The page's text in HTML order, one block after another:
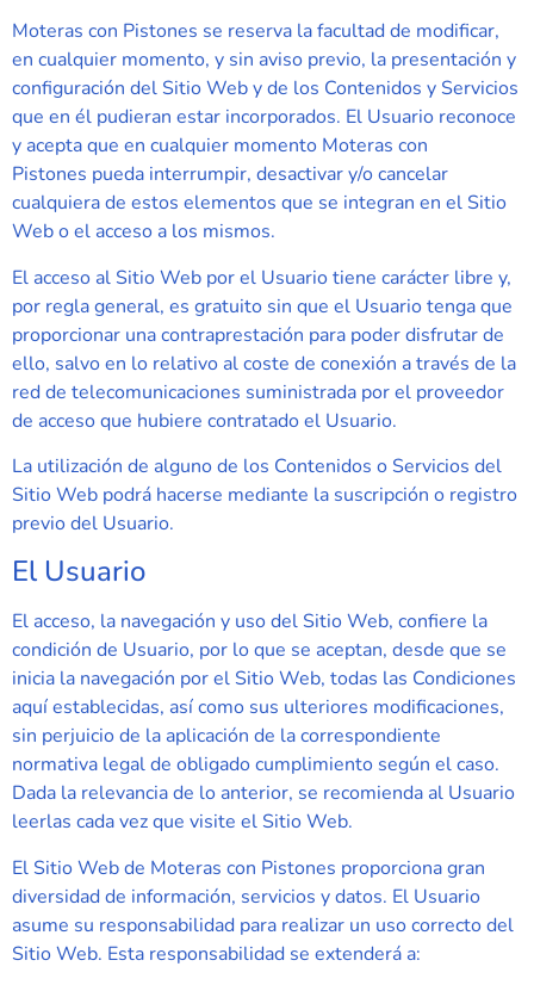
Moteras con Pistones se reserva la facultad de modificar,
en cualquier momento, y sin aviso previo, la presentación y
configuración del Sitio Web y de los Contenidos y Servicios
que en él pudieran estar incorporados. El Usuario reconoce
y acepta que en cualquier momento Moteras con
Pistones pueda interrumpir, desactivar y/o cancelar
cualquiera de estos elementos que se integran en el Sitio
Web o el acceso a los mismos.
El acceso al Sitio Web por el Usuario tiene carácter libre y,
por regla general, es gratuito sin que el Usuario tenga que
proporcionar una contraprestación para poder disfrutar de
ello, salvo en lo relativo al coste de conexión a través de la
red de telecomunicaciones suministrada por el proveedor
de acceso que hubiere contratado el Usuario.
La utilización de alguno de los Contenidos o Servicios del
Sitio Web podrá hacerse mediante la suscripción o registro
previo del Usuario.
El Usuario
El acceso, la navegación y uso del Sitio Web, confiere la
condición de Usuario, por lo que se aceptan, desde que se
inicia la navegación por el Sitio Web, todas las Condiciones
aquí establecidas, así como sus ulteriores modificaciones,
sin perjuicio de la aplicación de la correspondiente
normativa legal de obligado cumplimiento según el caso.
Dada la relevancia de lo anterior, se recomienda al Usuario
leerlas cada vez que visite el Sitio Web.
El Sitio Web de Moteras con Pistones proporciona gran
diversidad de información, servicios y datos. El Usuario
asume su responsabilidad para realizar un uso correcto del
Sitio Web. Esta responsabilidad se extenderá a: